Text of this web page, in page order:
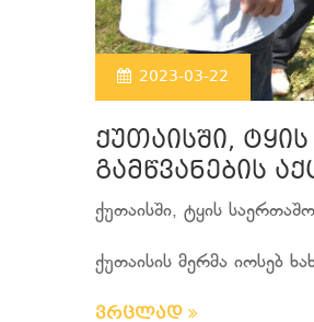
2023-03-22
ქუთაისში,
გამწვანების
ქუთაისში, ტყის
ქუთაისის მერმა იოსებ
ვრცლად